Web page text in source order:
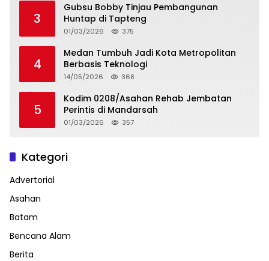
3
Gubsu Bobby Tinjau Pembangunan
Huntap di Tapteng
01/03/2026 375
4
Medan Tumbuh Jadi Kota Metropolitan
Berbasis Teknologi
14/05/2026 368
5
Kodim 0208/Asahan Rehab Jembatan
Perintis di Mandarsah
01/03/2026 357
Kategori
Advertorial
Asahan
Batam
Bencana Alam
Berita